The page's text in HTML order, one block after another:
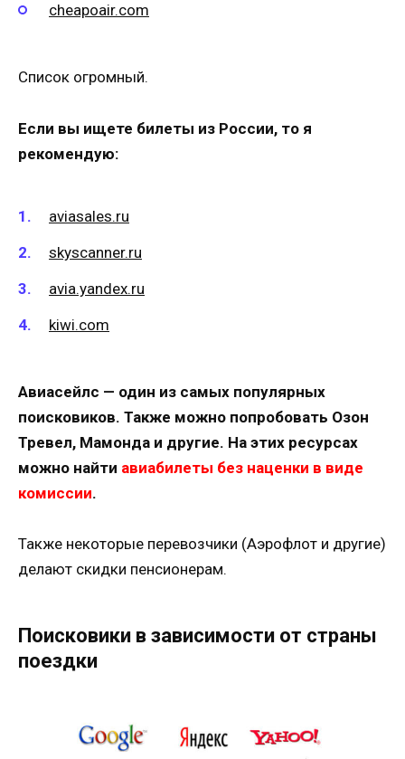
cheapoair.com
Список огромный.
Если вы ищете билеты из России, то я
рекомендую:
aviasales.ru
skyscanner.ru
avia.yandex.ru
kiwi.com
Авиасейлс — один из самых популярных
поисковиков. Также можно попробовать Озон
Тревел, Мамонда и другие. На этих ресурсах
можно найти авиабилеты без наценки в виде
комиссии.
Также некоторые перевозчики (Аэрофлот и другие)
делают скидки пенсионерам.
Поисковики в зависимости от страны
поездки